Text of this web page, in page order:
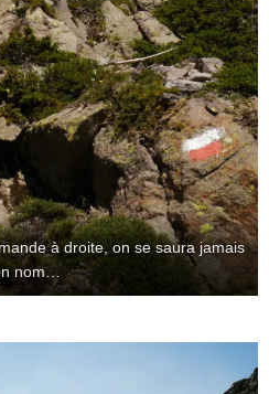
à droite, on se saura jamais
nom…